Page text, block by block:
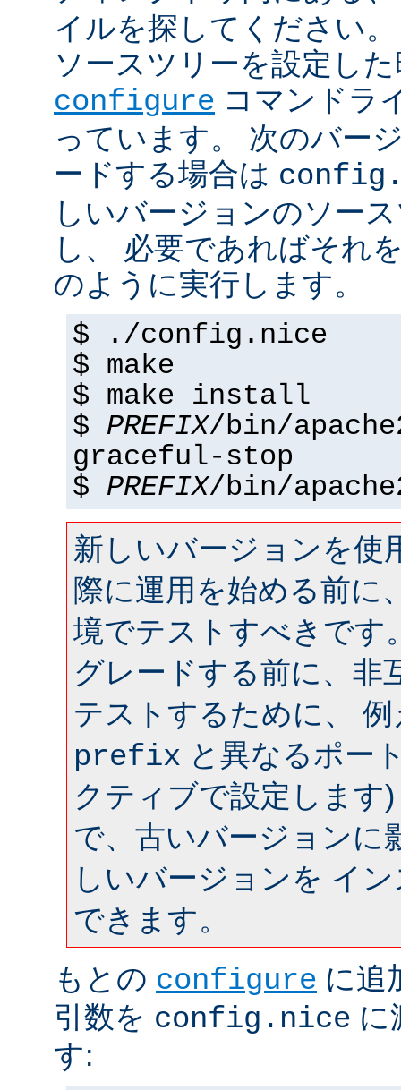
イルを探してください
ソースツリーを設定し
configure コマンドラ
っています。 次のバー
ードする場合は
しいバージョンのソー
し、 必要であればそれ
のように実行します。
$ ./config.nice
$ make
$ make install
$ PREFIX/bin/
graceful-stop
$ PREFIX/bin/
新しいバージョンを使
際に運用を始める前に
境でテストすべきです
グレードする前に、非
テストするために、
prefix と異なるポー
クティブで設定します
で、古いバージョンに
しいバージョンを イ
できます。
もとの configure に追
引数を config.nice に
す: